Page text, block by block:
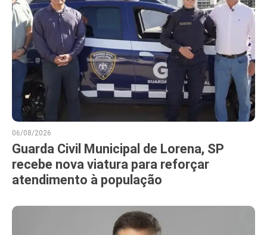
06/08/2026
Guarda Civil Municipal de Lorena, SP
recebe nova viatura para reforçar
atendimento à população